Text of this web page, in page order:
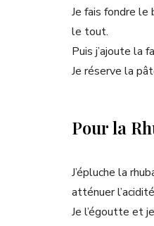
Je fais fondre le
le tout.
Puis j’ajoute la
Je réserve la
Pour la
J’épluche la
atténuer
Je l’égoutte et